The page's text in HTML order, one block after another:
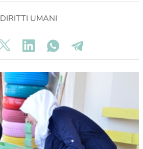
DIRITTI UMANI